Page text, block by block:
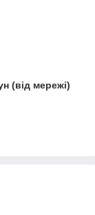
(від мережі)